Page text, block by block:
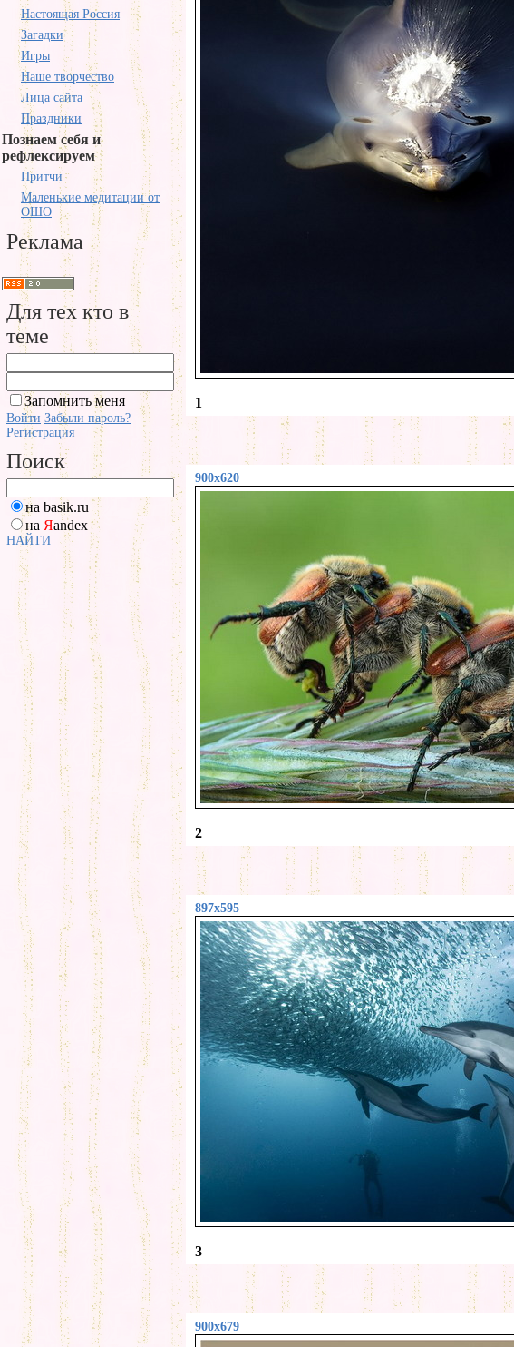
Настоящая Россия
Загадки
Игры
Наше творчество
Лица сайта
Праздники
Познаем себя и
рефлексируем
Притчи
Маленькие медитации от
ОШО
Реклама
Для тех кто в
теме
Запомнить меня
Войти Забыли пароль?
Регистрация
Поиск
на basik.ru
на Яandex
НАЙТИ
1
900x620
2
897x595
3
900x679